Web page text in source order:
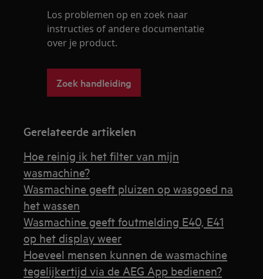
Los problemen op en zoek naar
instructies of andere documentatie
over je product.
Zoek handleiding
Gerelateerde artikelen
Hoe reinig ik het filter van mijn
wasmachine?
Wasmachine geeft pluizen op wasgoed na
het wassen
Wasmachine geeft foutmelding E40, E41
op het display weer
Hoeveel mensen kunnen de wasmachine
tegelijkertijd via de AEG App bedienen?